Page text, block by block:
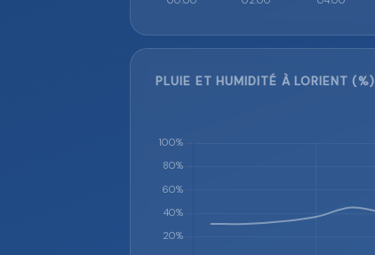
PLUIE ET HUMIDITÉ À LORIENT (%)